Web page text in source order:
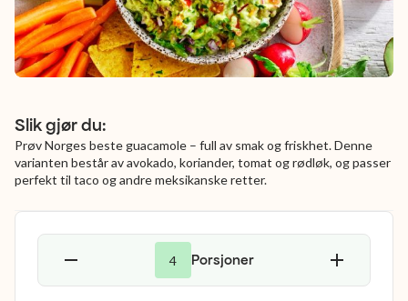
Slik gjør du:
Prøv Norges beste guacamole – full av smak og friskhet. Denne
varianten består av avokado, koriander, tomat og rødløk, og passer
perfekt til taco og andre meksikanske retter.
4 Porsjoner